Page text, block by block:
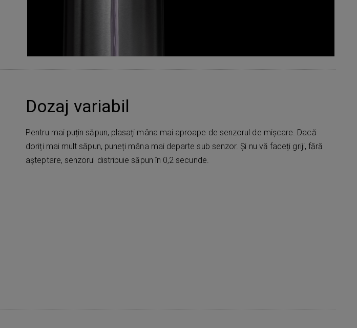
Dozaj variabil
Pentru mai puțin săpun, plasați mâna mai aproape de senzorul de mișcare. Dacă
doriți mai mult săpun, puneți mâna mai departe sub senzor. Și nu vă faceți griji, fără
așteptare, senzorul distribuie săpun în 0,2 secunde.